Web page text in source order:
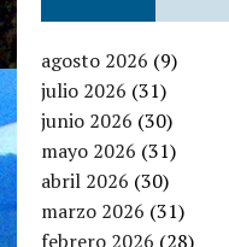
agosto 2026 (9)
julio 2026 (31)
junio 2026 (30)
mayo 2026 (31)
abril 2026 (30)
marzo 2026 (31)
febrero 2026 (28)